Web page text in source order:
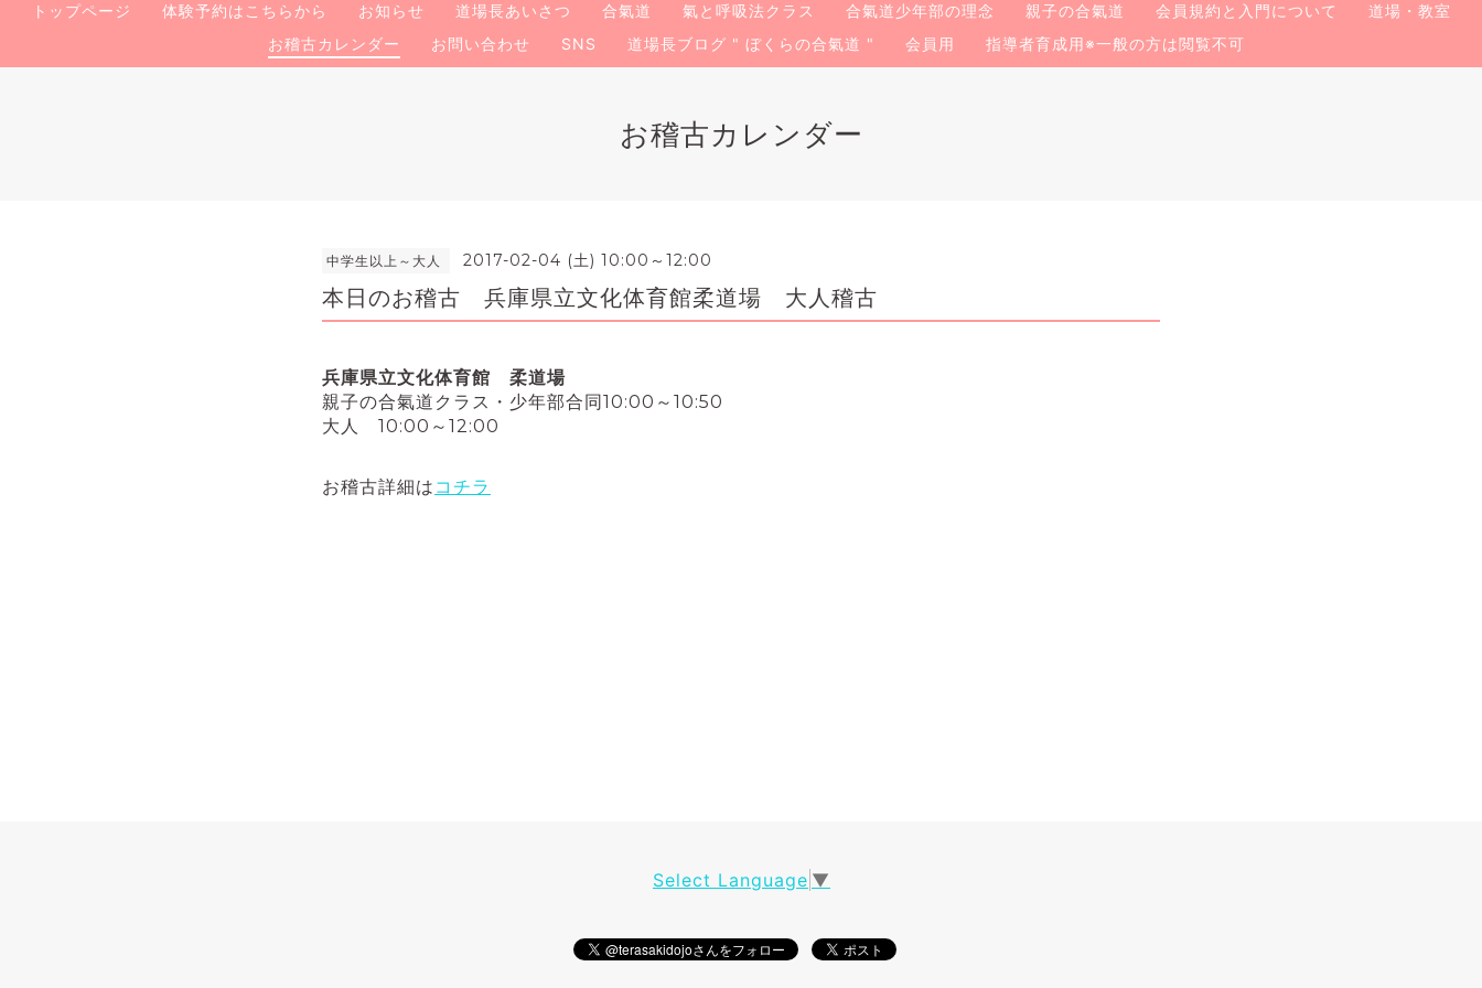
トップページ 体験予約はこちらから お知らせ 道場長あいさつ 合氣道 氣と呼吸法クラス 合氣道少年部の理念 親子の合氣道 会員規約と入門について
道場・教室
お稽古カレンダー
お問い合わせ SNS 道場長ブログ " ぼくらの合氣道 " 会員用 指導者育成用※一般の方は閲覧不可
お稽古カレンダー
中学生以上～大人 2017-02-04 (土) 10:00～12:00
本日のお稽古 兵庫県立文化体育館柔道場 大人稽古
兵庫県立文化体育館 柔道場
親子の合氣道クラス・少年部合同10:00～10:50
大人 10:00～12:00
お稽古詳細は コチラ
Select Language ▼